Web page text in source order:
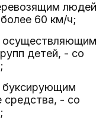
людей
60 км/ч;
осуществляющим
детей, - со
буксирующим
средства, - со